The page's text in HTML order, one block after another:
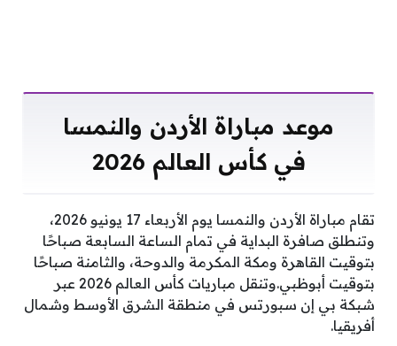
موعد مباراة الأردن والنمسا
في كأس العالم 2026
تقام مباراة الأردن والنمسا يوم الأربعاء 17 يونيو 2026،
وتنطلق صافرة البداية في تمام الساعة السابعة صباحًا
بتوقيت القاهرة ومكة المكرمة والدوحة، والثامنة صباحًا
بتوقيت أبوظبي.وتنقل مباريات كأس العالم 2026 عبر
شبكة بي إن سبورتس في منطقة الشرق الأوسط وشمال
أفريقيا.